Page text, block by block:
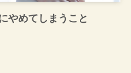
やめてしまうこと